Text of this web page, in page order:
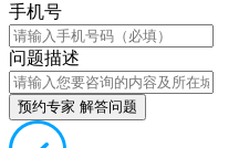
手机号
问题描述
预约专家 解答问题